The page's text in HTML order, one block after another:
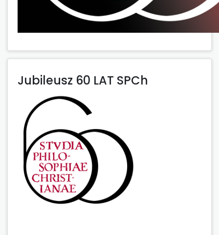
Jubileusz 60 LAT SPCh